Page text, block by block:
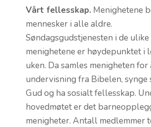
Vårt fellesskap. Menighetene
mennesker i alle aldre.
Søndagsgudstjenesten i de ulike
menighetene er høydepunktet i
uken. Da samles menigheten for
undervisning fra Bibelen, synge
Gud og ha sosialt fellesskap.
hovedmøtet er det
menigheter. Antall medlemmer